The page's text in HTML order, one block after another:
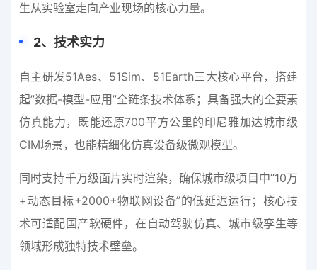
生从实验室走向产业现场的核心力量。
2、 技术实力
自主研发51Aes、51Sim、51Earth三大核心平台，搭建
起”数据-模型-应用”全链条技术体系；具备强大的全要素
仿真能力，既能还原700平方公里的印尼雅加达城市级
CIM场景，也能精细化仿真设备级微观模型。
同时支持千万级面片实时渲染，确保城市级项目中”10万
+动态目标+2000+物联网设备”的低延迟运行；核心技
术可适配国产软硬件，在自动驾驶仿真、城市级孪生等
领域形成独特技术壁垒。